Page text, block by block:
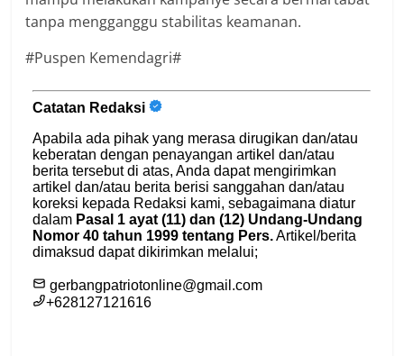
tanpa mengganggu stabilitas keamanan.
#Puspen Kemendagri#